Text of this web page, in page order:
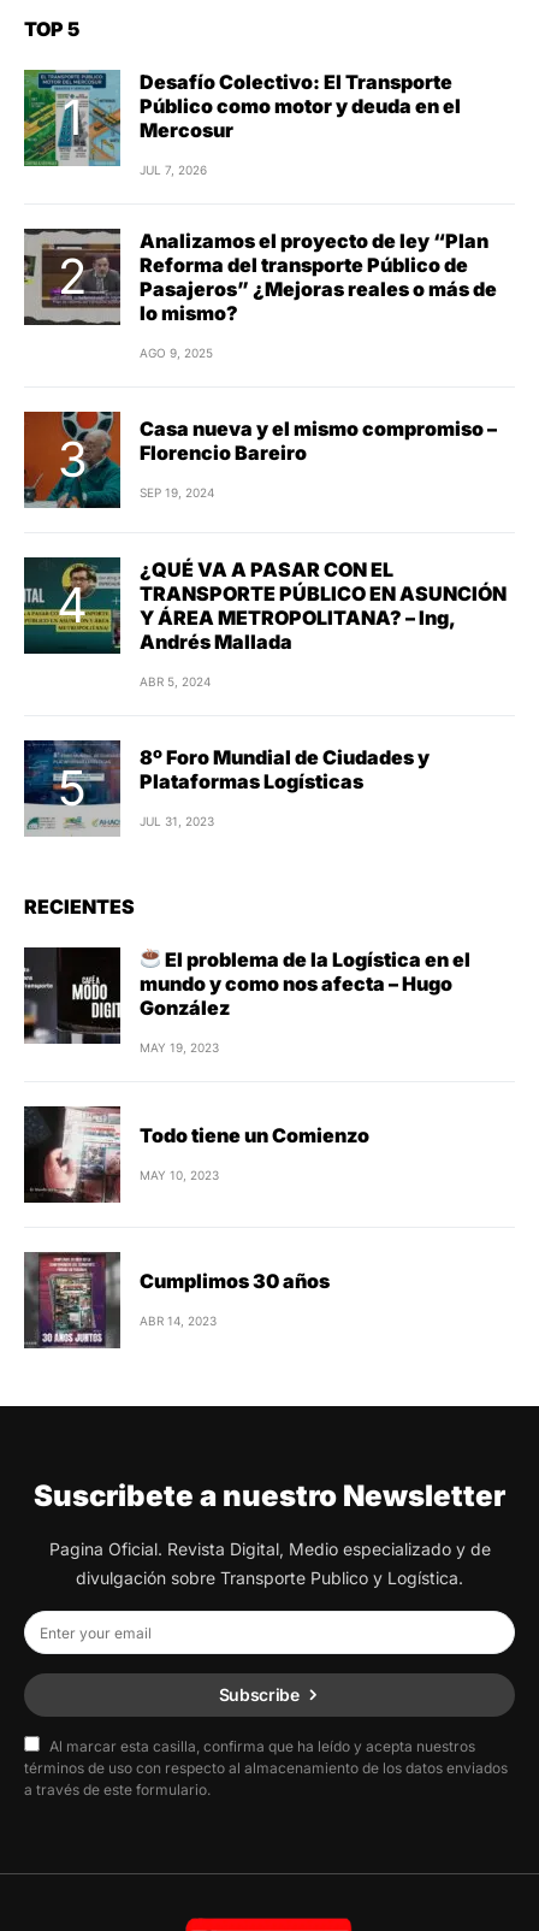
TOP 5
Desafío Colectivo: El Transporte
Público como motor y deuda en el
Mercosur
JUL 7, 2026
Analizamos el proyecto de ley “Plan
Reforma del transporte Público de
Pasajeros” ¿Mejoras reales o más de
lo mismo?
AGO 9, 2025
Casa nueva y el mismo compromiso –
Florencio Bareiro
SEP 19, 2024
¿QUÉ VA A PASAR CON EL
TRANSPORTE PÚBLICO EN ASUNCIÓN
Y ÁREA METROPOLITANA? – Ing,
Andrés Mallada
ABR 5, 2024
8º Foro Mundial de Ciudades y
Plataformas Logísticas
JUL 31, 2023
RECIENTES
El problema de la Logística en el
mundo y como nos afecta – Hugo
González
MAY 19, 2023
Todo tiene un Comienzo
MAY 10, 2023
Cumplimos 30 años
ABR 14, 2023
Suscribete a nuestro Newsletter
Pagina Oficial. Revista Digital, Medio especializado y de
divulgación sobre Transporte Publico y Logística.
Subscribe
Al marcar esta casilla, confirma que ha leído y acepta nuestros
términos de uso con respecto al almacenamiento de los datos enviados
a través de este formulario.